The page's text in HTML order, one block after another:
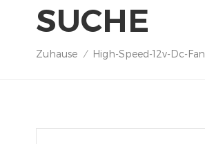
SUCHE
Zuhause / High-Speed-12v-Dc-Fan